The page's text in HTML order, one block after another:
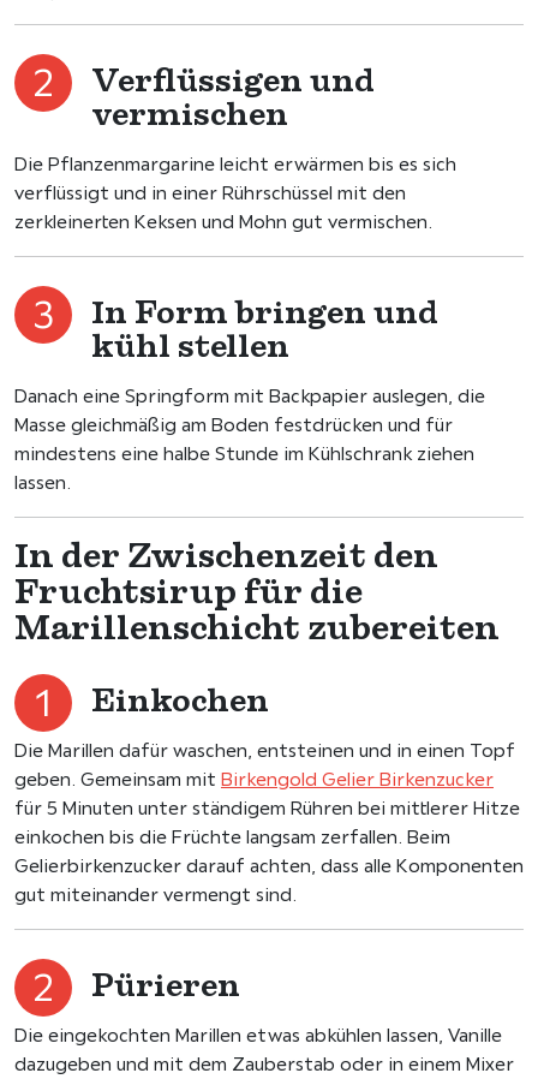
Verflüssigen und
vermischen
Die Pflanzenmargarine leicht erwärmen bis es sich
verflüssigt und in einer Rührschüssel mit den
zerkleinerten Keksen und Mohn gut vermischen.
In Form bringen und
kühl stellen
Danach eine Springform mit Backpapier auslegen, die
Masse gleichmäßig am Boden festdrücken und für
mindestens eine halbe Stunde im Kühlschrank ziehen
lassen.
In der Zwischenzeit den
Fruchtsirup für die
Marillenschicht zubereiten
Einkochen
Die Marillen dafür waschen, entsteinen und in einen Topf
geben. Gemeinsam mit Birkengold Gelier Birkenzucker
für 5 Minuten unter ständigem Rühren bei mittlerer Hitze
einkochen bis die Früchte langsam zerfallen. Beim
Gelierbirkenzucker darauf achten, dass alle Komponenten
gut miteinander vermengt sind.
Pürieren
Die eingekochten Marillen etwas abkühlen lassen, Vanille
dazugeben und mit dem Zauberstab oder in einem Mixer